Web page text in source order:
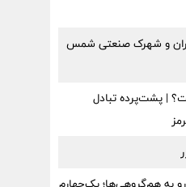
و شهرک صنعتی شمس
| پشت‌پرده تبادل